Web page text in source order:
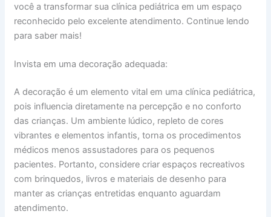
você a transformar sua clínica pediátrica em um espaço
reconhecido pelo excelente atendimento. Continue lendo
para saber mais!
Invista em uma decoração adequada:
A decoração é um elemento vital em uma clínica pediátrica,
pois influencia diretamente na percepção e no conforto
das crianças. Um ambiente lúdico, repleto de cores
vibrantes e elementos infantis, torna os procedimentos
médicos menos assustadores para os pequenos
pacientes. Portanto, considere criar espaços recreativos
com brinquedos, livros e materiais de desenho para
manter as crianças entretidas enquanto aguardam
atendimento.